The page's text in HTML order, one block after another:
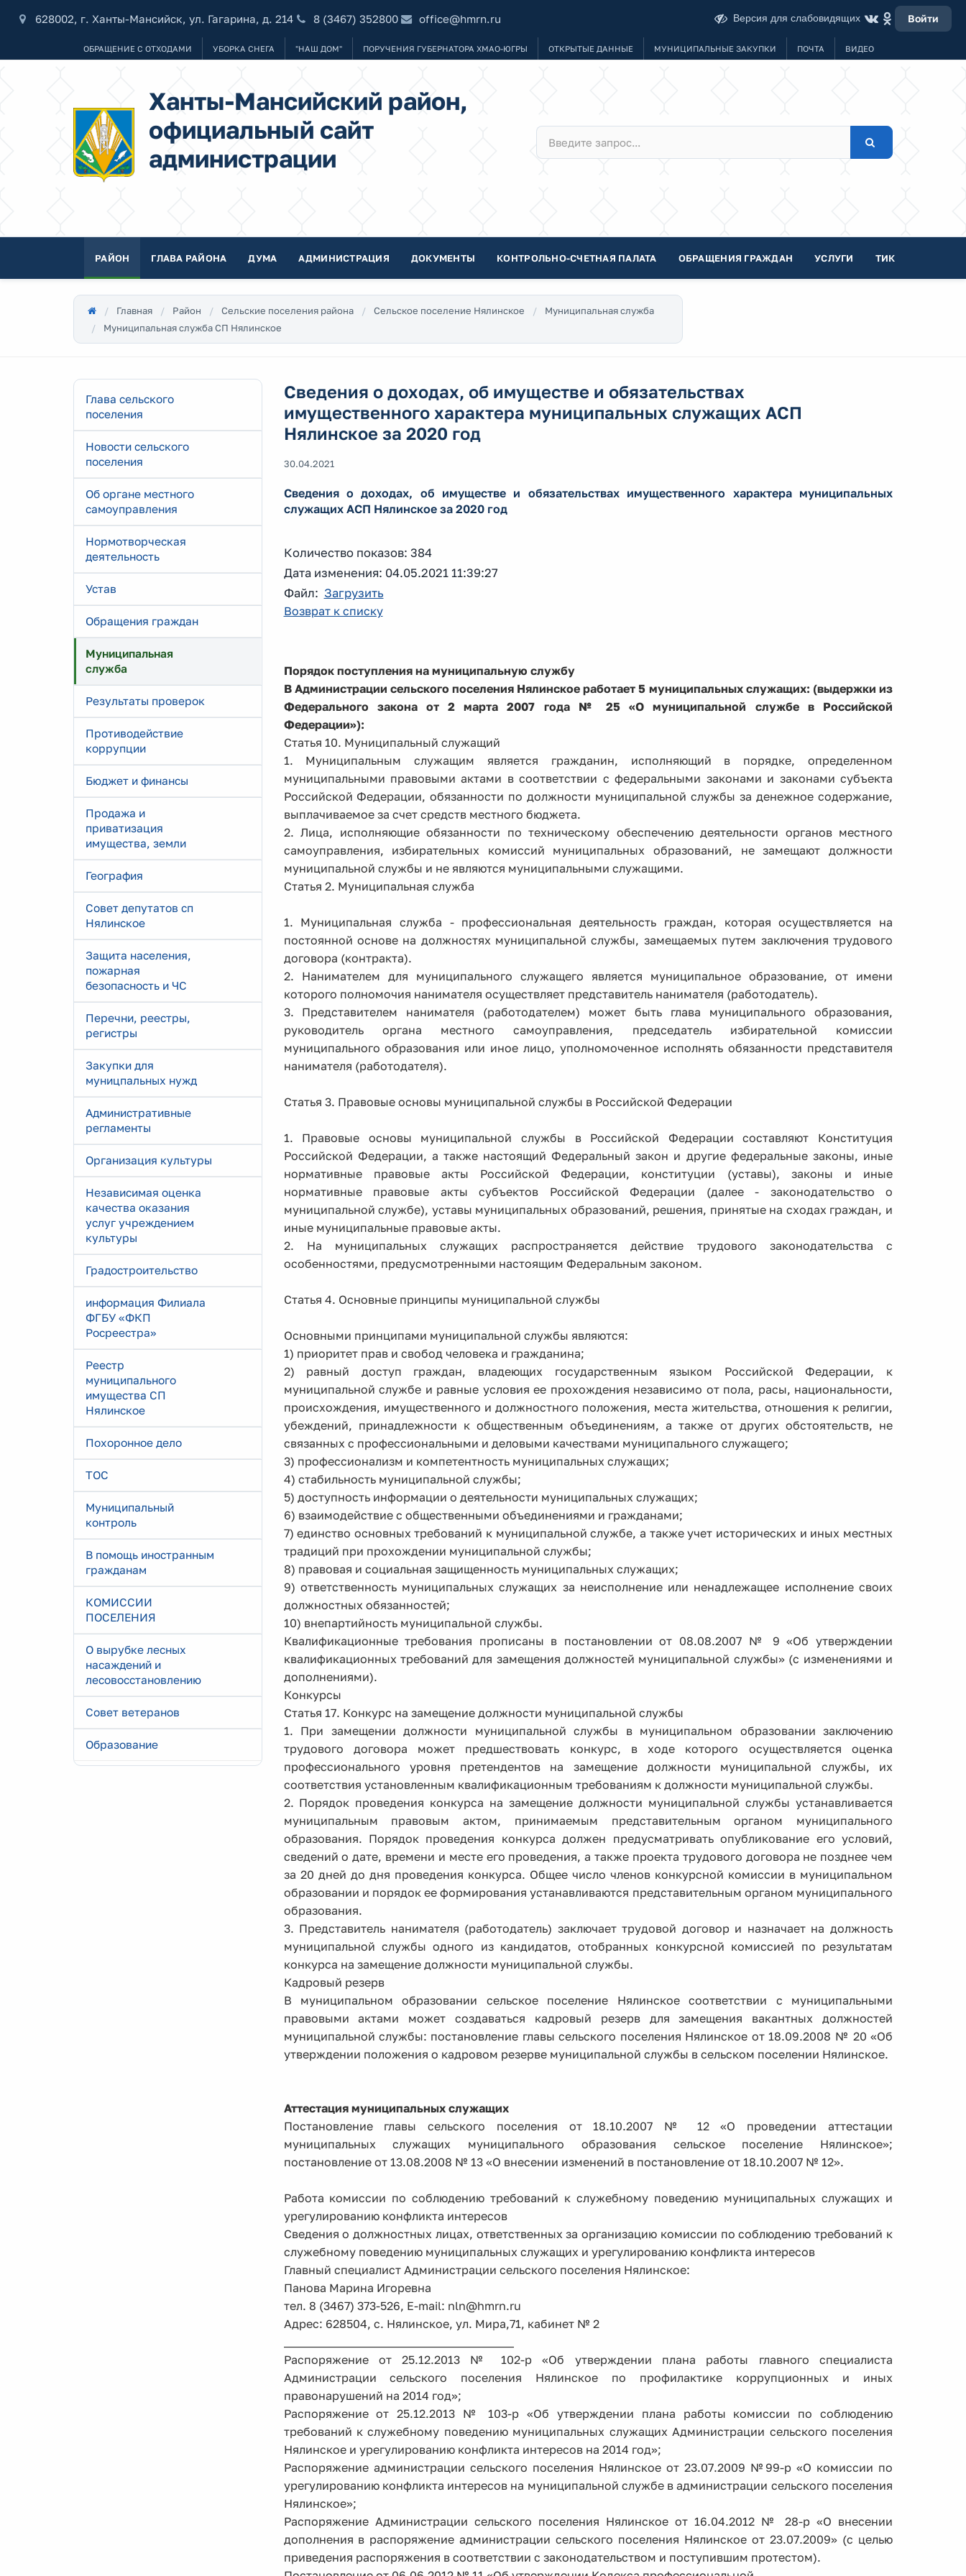
628002, г. Ханты-Мансийск, ул. Гагарина, д. 214 8 (3467) 352800 office@hmrn.ru Версия для слабовидящих Войти
ОБРАЩЕНИЕ С ОТХОДАМИ УБОРКА СНЕГА "НАШ ДОМ" ПОРУЧЕНИЯ ГУБЕРНАТОРА ХМАО-ЮГРЫ ОТКРЫТЫЕ ДАННЫЕ МУНИЦИПАЛЬНЫЕ ЗАКУПКИ ПОЧТА ВИДЕО
Ханты-Мансийский район,
официальный сайт
администрации
РАЙОН ГЛАВА РАЙОНА ДУМА АДМИНИСТРАЦИЯ ДОКУМЕНТЫ КОНТРОЛЬНО-СЧЕТНАЯ ПАЛАТА ОБРАЩЕНИЯ ГРАЖДАН УСЛУГИ ТИК
Главная Район Сельские поселения района Сельское поселение Нялинское
Муниципальная служба
Муниципальная служба СП Нялинское
Глава сельского
поселения
Новости сельского
поселения
Об органе местного
самоуправления
Нормотворческая
деятельность
Устав
Обращения граждан
Муниципальная
служба
Результаты проверок
Противодействие
коррупции
Бюджет и финансы
Продажа и
приватизация
имущества, земли
География
Совет депутатов сп
Нялинское
Защита населения,
пожарная
безопасность и ЧС
Перечни, реестры,
регистры
Закупки для
муницпальных нужд
Административные
регламенты
Организация культуры
Независимая оценка
качества оказания
услуг учреждением
культуры
Градостроительство
информация Филиала
ФГБУ «ФКП
Росреестра»
Реестр
муниципального
имущества СП
Нялинское
Похоронное дело
ТОС
Муниципальный
контроль
В помощь иностранным
гражданам
КОМИССИИ
ПОСЕЛЕНИЯ
О вырубке лесных
насаждений и
лесовосстановлению
Совет ветеранов
Образование
Сведения о доходах, об имуществе и обязательствах
имущественного характера муниципальных служащих АСП
Нялинское за 2020 год
30.04.2021
Сведения о доходах, об имуществе и обязательствах имущественного характера муниципальных
служащих АСП Нялинское за 2020 год
Количество показов: 384
Дата изменения: 04.05.2021 11:39:27
Файл: Загрузить
Возврат к списку
Порядок поступления на муниципальную службу
В Администрации сельского поселения Нялинское работает 5 муниципальных служащих: (выдержки из
Федерального закона от 2 марта 2007 года № 25 «О муниципальной службе в Российской
Федерации»):
Статья 10. Муниципальный служащий
1. Муниципальным служащим является гражданин, исполняющий в порядке, определенном
муниципальными правовыми актами в соответствии с федеральными законами и законами субъекта
Российской Федерации, обязанности по должности муниципальной службы за денежное содержание,
выплачиваемое за счет средств местного бюджета.
2. Лица, исполняющие обязанности по техническому обеспечению деятельности органов местного
самоуправления, избирательных комиссий муниципальных образований, не замещают должности
муниципальной службы и не являются муниципальными служащими.
Статья 2. Муниципальная служба
1. Муниципальная служба - профессиональная деятельность граждан, которая осуществляется на
постоянной основе на должностях муниципальной службы, замещаемых путем заключения трудового
договора (контракта).
2. Нанимателем для муниципального служащего является муниципальное образование, от имени
которого полномочия нанимателя осуществляет представитель нанимателя (работодатель).
3. Представителем нанимателя (работодателем) может быть глава муниципального образования,
руководитель органа местного самоуправления, председатель избирательной комиссии
муниципального образования или иное лицо, уполномоченное исполнять обязанности представителя
нанимателя (работодателя).
Статья 3. Правовые основы муниципальной службы в Российской Федерации
1. Правовые основы муниципальной службы в Российской Федерации составляют Конституция
Российской Федерации, а также настоящий Федеральный закон и другие федеральные законы, иные
нормативные правовые акты Российской Федерации, конституции (уставы), законы и иные
нормативные правовые акты субъектов Российской Федерации (далее - законодательство о
муниципальной службе), уставы муниципальных образований, решения, принятые на сходах граждан, и
иные муниципальные правовые акты.
2. На муниципальных служащих распространяется действие трудового законодательства с
особенностями, предусмотренными настоящим Федеральным законом.
Статья 4. Основные принципы муниципальной службы
Основными принципами муниципальной службы являются:
1) приоритет прав и свобод человека и гражданина;
2) равный доступ граждан, владеющих государственным языком Российской Федерации, к
муниципальной службе и равные условия ее прохождения независимо от пола, расы, национальности,
происхождения, имущественного и должностного положения, места жительства, отношения к религии,
убеждений, принадлежности к общественным объединениям, а также от других обстоятельств, не
связанных с профессиональными и деловыми качествами муниципального служащего;
3) профессионализм и компетентность муниципальных служащих;
4) стабильность муниципальной службы;
5) доступность информации о деятельности муниципальных служащих;
6) взаимодействие с общественными объединениями и гражданами;
7) единство основных требований к муниципальной службе, а также учет исторических и иных местных
традиций при прохождении муниципальной службы;
8) правовая и социальная защищенность муниципальных служащих;
9) ответственность муниципальных служащих за неисполнение или ненадлежащее исполнение своих
должностных обязанностей;
10) внепартийность муниципальной службы.
Квалификационные требования прописаны в постановлении от 08.08.2007 № 9 «Об утверждении
квалификационных требований для замещения должностей муниципальной службы» (с изменениями и
дополнениями).
Конкурсы
Статья 17. Конкурс на замещение должности муниципальной службы
1. При замещении должности муниципальной службы в муниципальном образовании заключению
трудового договора может предшествовать конкурс, в ходе которого осуществляется оценка
профессионального уровня претендентов на замещение должности муниципальной службы, их
соответствия установленным квалификационным требованиям к должности муниципальной службы.
2. Порядок проведения конкурса на замещение должности муниципальной службы устанавливается
муниципальным правовым актом, принимаемым представительным органом муниципального
образования. Порядок проведения конкурса должен предусматривать опубликование его условий,
сведений о дате, времени и месте его проведения, а также проекта трудового договора не позднее чем
за 20 дней до дня проведения конкурса. Общее число членов конкурсной комиссии в муниципальном
образовании и порядок ее формирования устанавливаются представительным органом муниципального
образования.
3. Представитель нанимателя (работодатель) заключает трудовой договор и назначает на должность
муниципальной службы одного из кандидатов, отобранных конкурсной комиссией по результатам
конкурса на замещение должности муниципальной службы.
Кадровый резерв
В муниципальном образовании сельское поселение Нялинское соответствии с муниципальными
правовыми актами может создаваться кадровый резерв для замещения вакантных должностей
муниципальной службы: постановление главы сельского поселения Нялинское от 18.09.2008 № 20 «Об
утверждении положения о кадровом резерве муниципальной службы в сельском поселении Нялинское.
Аттестация муниципальных служащих
Постановление главы сельского поселения от 18.10.2007 № 12 «О проведении аттестации
муниципальных служащих муниципального образования сельское поселение Нялинское»;
постановление от 13.08.2008 № 13 «О внесении изменений в постановление от 18.10.2007 № 12».
Работа комиссии по соблюдению требований к служебному поведению муниципальных служащих и
урегулированию конфликта интересов
Сведения о должностных лицах, ответственных за организацию комиссии по соблюдению требований к
служебному поведению муниципальных служащих и урегулированию конфликта интересов
Главный специалист Администрации сельского поселения Нялинское:
Панова Марина Игоревна
тел. 8 (3467) 373-526, E-mail: nln@hmrn.ru
Адрес: 628504, c. Нялинское, ул. Мира,71, кабинет № 2
Распоряжение от 25.12.2013 № 102-р «Об утверждении плана работы главного специалиста
Администрации сельского поселения Нялинское по профилактике коррупционных и иных
правонарушений на 2014 год»;
Распоряжение от 25.12.2013 № 103-р «Об утверждении плана работы комиссии по соблюдению
требований к служебному поведению муниципальных служащих Администрации сельского поселения
Нялинское и урегулированию конфликта интересов на 2014 год»;
Распоряжение администрации сельского поселения Нялинское от 23.07.2009 №99-р «О комиссии по
урегулированию конфликта интересов на муниципальной службе в администрации сельского поселения
Нялинское»;
Распоряжение Администрации сельского поселения Нялинское от 16.04.2012 № 28-р «О внесении
дополнения в распоряжение администрации сельского поселения Нялинское от 23.07.2009» (с целью
приведения распоряжения в соответствии с законодательством и поступившим протестом).